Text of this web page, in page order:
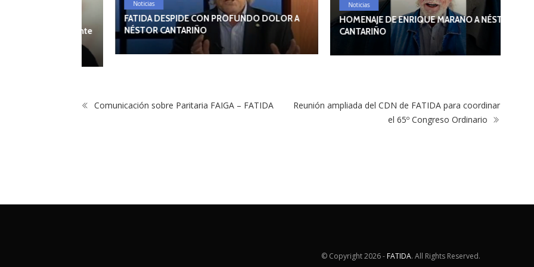
FATIDA DESPIDE CON PROFUNDO DOLOR A
NÉSTOR CANTARIÑO
HOMENAJE DE ENRIQUE MARANO A NÉSTOR
CANTARIÑO
Comunicación sobre Paritaria FAIGA – FATIDA
Reunión ampliada del CDN de FATIDA para coordinar
el 65º Congreso Ordinario
© Copyright2026 - FATIDA . All Rights Reserved.